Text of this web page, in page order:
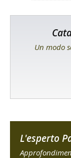
Un modo
L'esperto